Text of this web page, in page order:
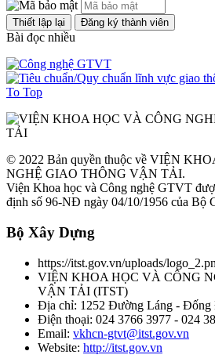
Bài đọc nhiều
To Top
© 2022 Bản quyền thuộc về VIỆN
NGHỆ GIAO THÔNG VẬN TẢI.
Viện Khoa học và Công nghệ GTVT
định số 96-NĐ ngày 04/10/1956 của Bộ
Bộ Xây Dựng
https://itst.gov.vn/uploads/
VIỆN KHOA HỌC VÀ CÔNG
VẬN TẢI (ITST)
Địa chỉ: 1252 Đường Láng -
Điện thoại: 024 3766 3977 - 024
Email: vkhcn-gtvt@itst.gov.vn
Website: http://itst.gov.vn